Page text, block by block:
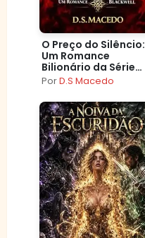
O Preço do Silêncio:
Um Romance
Bilionário da Série
Blackwell
PorD.S Macedo